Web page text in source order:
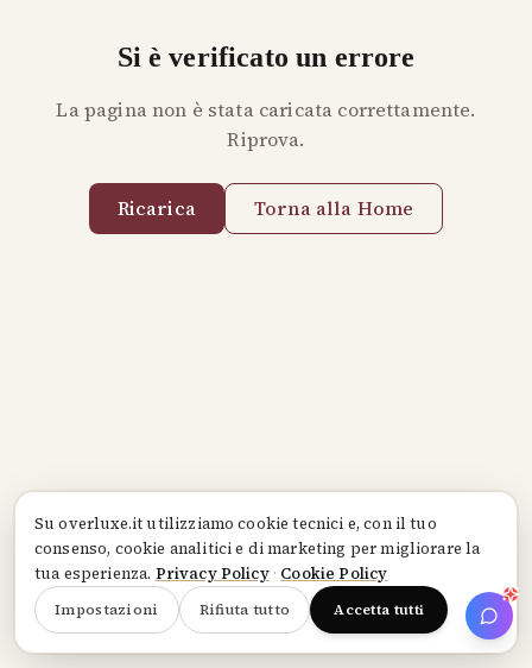
Suoverluxe.itutilizziamo cookie tecnici e, con il tuo
consenso, cookie analitici e di marketing per migliorare la
tua esperienza. Privacy Policy· Cookie Policy
Impostazioni Rifiuta tutto Accetta tutti
Si è verificato un errore
La pagina non è stata caricata correttamente.
Riprova.
Ricarica Torna alla Home